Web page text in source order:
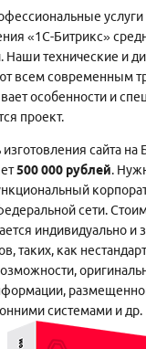
и внедряет
с помощью веб-
корпоративные
веб-системы,
услуги
«1С-Битрикс»
Наши технические и
всем современным
особенности и
проект.
сайта на
500 000 рублей.
сети.
индивидуально и
таких, как
системами и др.